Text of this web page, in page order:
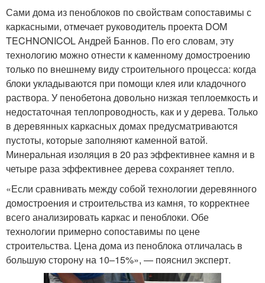
Сами дома из пеноблоков по свойствам сопоставимы с
каркасными, отмечает руководитель проекта DOM
TECHNONICOL Андрей Баннов. По его словам, эту
технологию можно отнести к каменному домостроению
только по внешнему виду строительного процесса: когда
блоки укладываются при помощи клея или кладочного
раствора. У пенобетона довольно низкая теплоемкость и
недостаточная теплопроводность, как и у дерева. Только
в деревянных каркасных домах предусматриваются
пустоты, которые заполняют каменной ватой.
Минеральная изоляция в 20 раз эффективнее камня и в
четыре раза эффективнее дерева сохраняет тепло.
«Если сравнивать между собой технологии деревянного
домостроения и строительства из камня, то корректнее
всего анализировать каркас и пеноблоки. Обе
технологии примерно сопоставимы по цене
строительства. Цена дома из пеноблока отличалась в
большую сторону на 10–15%», — пояснил эксперт.